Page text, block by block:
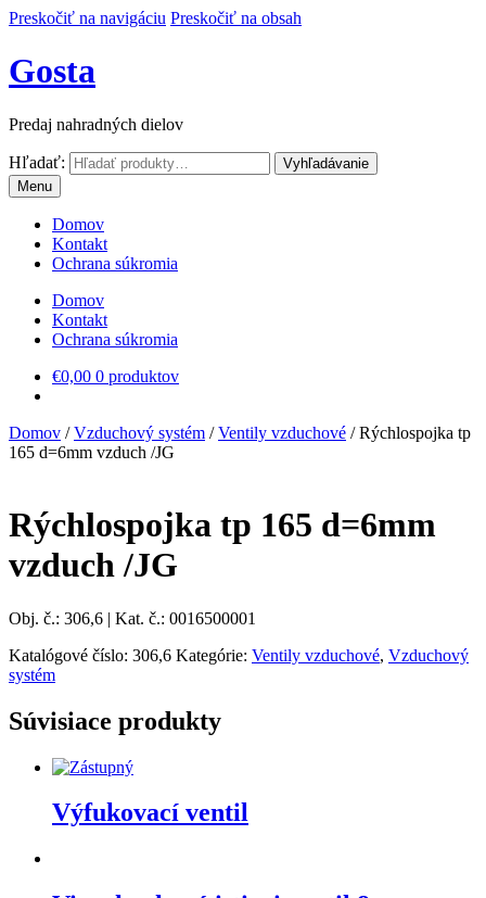
Preskočiť na navigáciu Preskočiť na obsah
Gosta
Predaj nahradných dielov
Hľadať:
Vyhľadávanie
Menu
Domov
Kontakt
Ochrana súkromia
Domov
Kontakt
Ochrana súkromia
€0,00 0 produktov
Domov /Vzduchový systém /Ventily vzduchové /Rýchlospojka tp
165 d=6mm vzduch /JG
Rýchlospojka tp 165 d=6mm
vzduch /JG
Obj. č.: 306,6 | Kat. č.: 0016500001
Katalógové číslo: 306,6 Kategórie: Ventily vzduchové, Vzduchový
systém
Súvisiace produkty
Výfukovací ventil